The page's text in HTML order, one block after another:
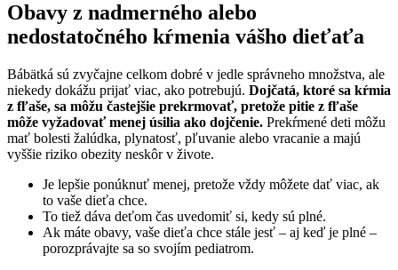
Obavy z nadmerného alebo
nedostatočného kŕmenia vášho dieťaťa
Bábätká sú zvyčajne celkom dobré v jedle správneho množstva, ale
niekedy dokážu prijať viac, ako potrebujú. Dojčatá, ktoré sa kŕmia
z fľaše, sa môžu častejšie prekrmovať, pretože pitie z fľaše
môže vyžadovať menej úsilia ako dojčenie. Prekŕmené deti môžu
mať bolesti žalúdka, plynatosť, pľuvanie alebo vracanie a majú
vyššie riziko obezity neskôr v živote.
Je lepšie ponúknuť menej, pretože vždy môžete dať viac, ak
to vaše dieťa chce.
To tiež dáva deťom čas uvedomiť si, kedy sú plné.
Ak máte obavy, vaše dieťa chce stále jesť – aj keď je plné –
porozprávajte sa so svojím pediatrom.